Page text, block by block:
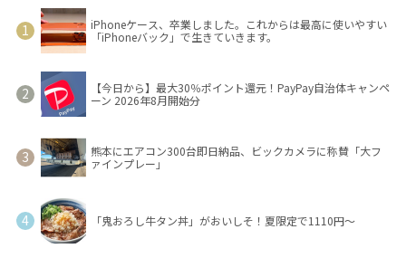
iPhoneケース、卒業しました。これからは最高に使いやすい
「iPhoneバック」で生きていきます。
【今日から】最大30％ポイント還元！PayPay自治体キャンペ
ーン 2026年8月開始分
熊本にエアコン300台即日納品、ビックカメラに称賛「大フ
ァインプレー」
「鬼おろし牛タン丼」がおいしそ！夏限定で1110円～